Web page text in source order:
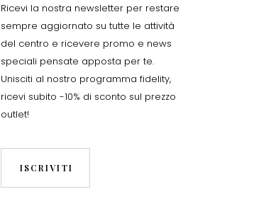
Ricevi la nostra newsletter per restare
sempre aggiornato su tutte le attività
del centro e ricevere promo e news
speciali pensate apposta per te.
Unisciti al nostro programma fidelity,
ricevi subito -10% di sconto sul prezzo
outlet!
ISCRIVITI